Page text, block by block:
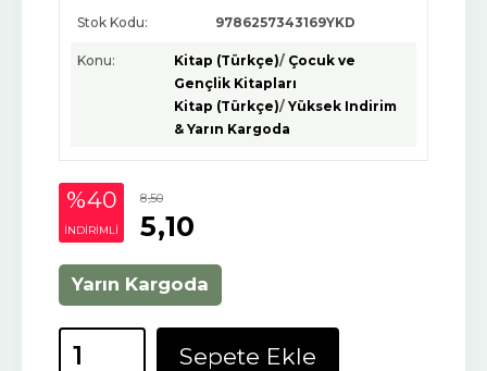
Stok Kodu: 9786257343169YKD
Konu: Kitap (Türkçe)/ Çocuk ve
Gençlik Kitapları
Kitap (Türkçe)/Yüksek Indirim
& Yarın Kargoda
%40
INDIRIMLI
8,50
5,10
Yarın Kargoda
Sepete Ekle